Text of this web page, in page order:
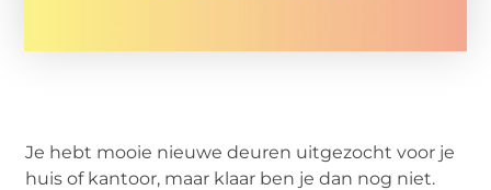
Je hebt mooie nieuwe deuren uitgezocht voor je
huis of kantoor, maar klaar ben je dan nog niet.